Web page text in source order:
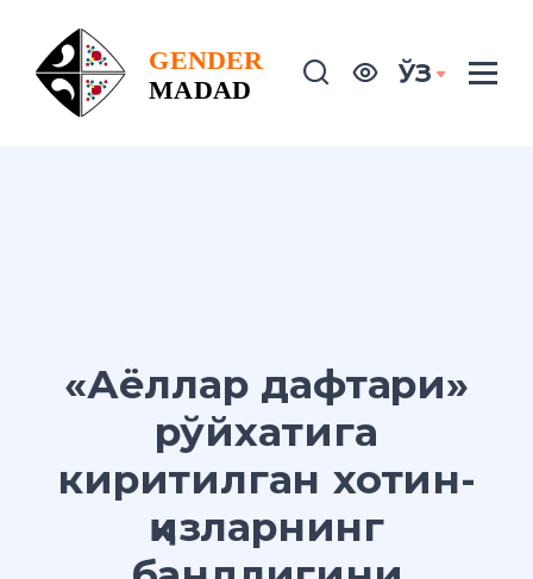
ЎЗ
«Аёллар дафтари»
рўйхатига
киритилган хотин-
қизларнинг